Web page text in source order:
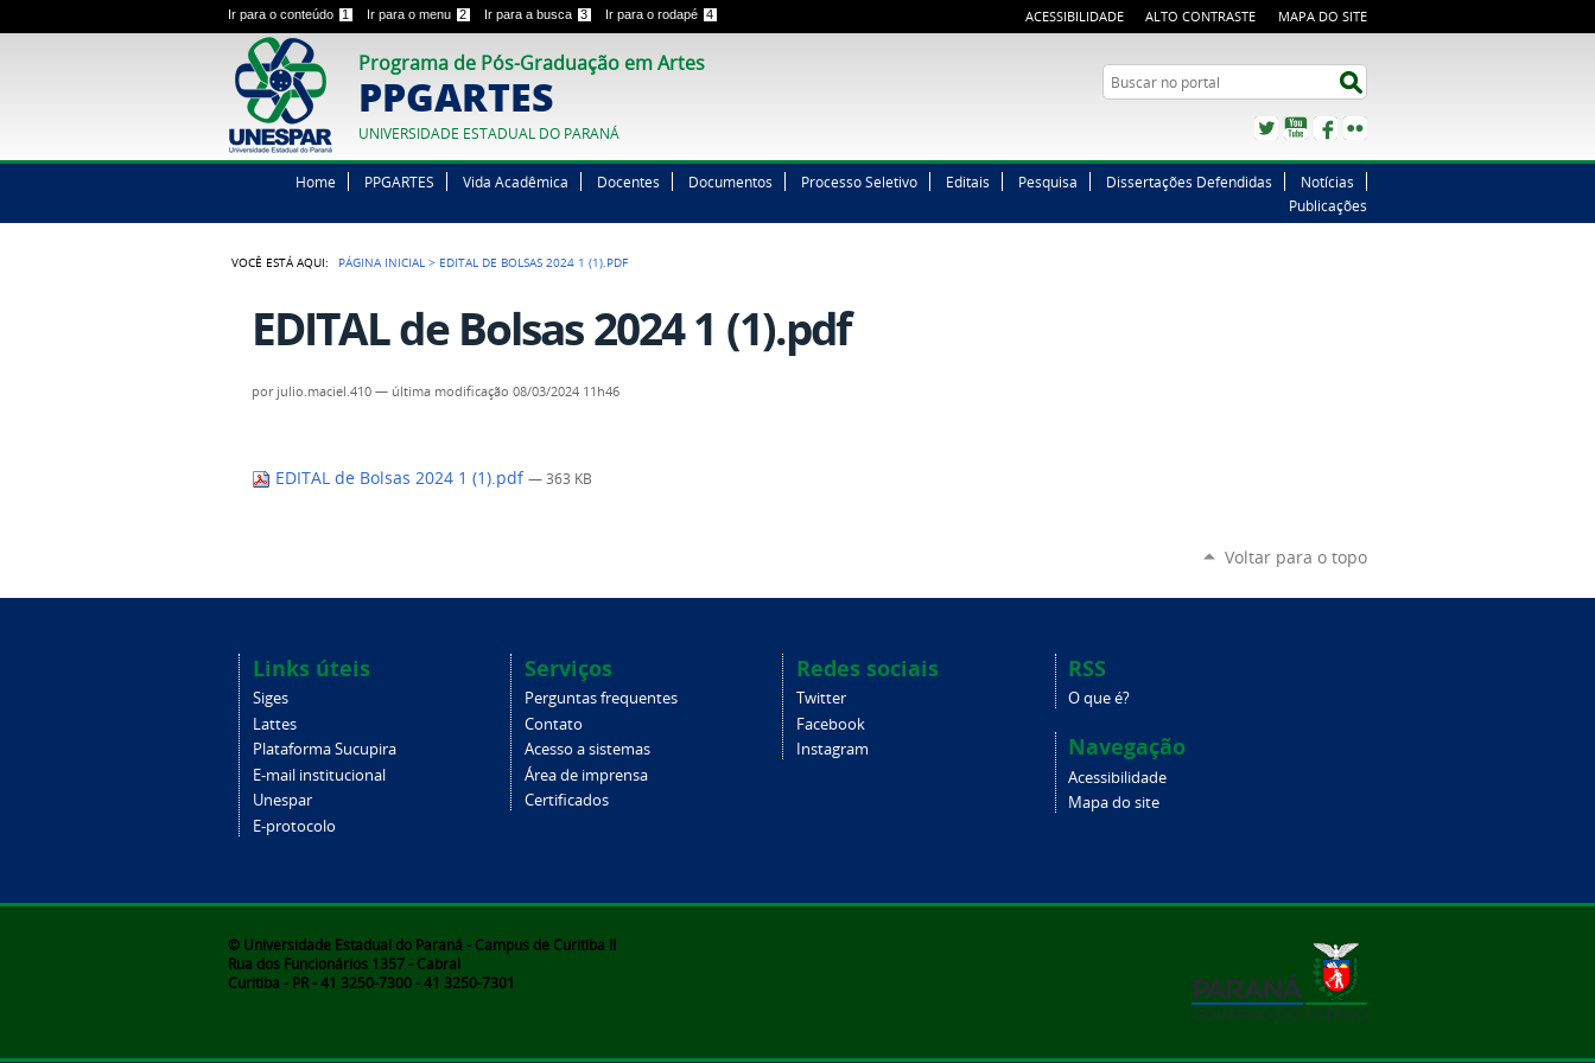
Ir para o conteúdo 1 Ir para o menu 2 Ir para a busca 3 Ir para o rodapé 4 ACESSIBILIDADE ALTO CONTRASTE MAPA DO SITE
Programa de Pós-Graduação em Artes
PPGARTES
UNIVERSIDADE ESTADUAL DO PARANÁ
Buscar no portal
TwitterYouTubeFacebook
Home PPGARTES Vida Acadêmica Docentes Documentos Processo Seletivo Editais Pesquisa Dissertações Defendidas
Notícias
Publicações
VOCÊ ESTÁ AQUI: PÁGINA INICIAL > EDITAL DE BOLSAS 2024 1 (1).PDF
EDITAL de Bolsas 2024 1 (1).pdf
por julio.maciel.410— última modificação 08/03/2024 11h46
EDITAL de Bolsas 2024 1 (1).pdf — 363 KB
Voltar para o topo
Links úteis
Siges
Lattes
Plataforma Sucupira
E-mail institucional
Unespar
E-protocolo
Serviços
Perguntas frequentes
Contato
Acesso a sistemas
Área de imprensa
Certificados
Redes sociais
Twitter
Facebook
Instagram
RSS
O que é?
Navegação
Acessibilidade
Mapa do site
© Universidade Estadual do Paraná - Campus de Curitiba II
Rua dos Funcionários 1357 - Cabral
Curitiba - PR - 41 3250-7300 - 41 3250-7301